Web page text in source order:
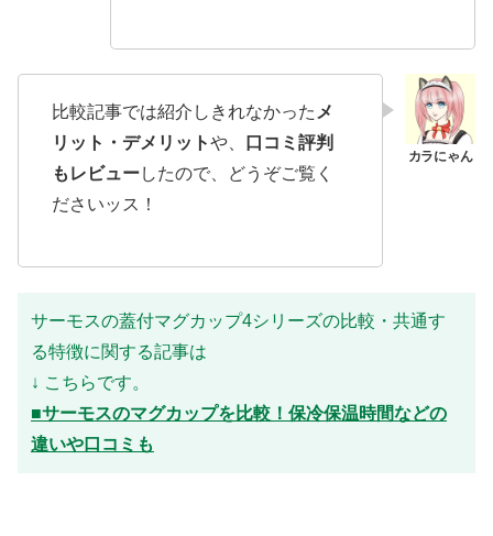
比較記事では紹介しきれなかった メ
リット・デメリットや、
口コミ評判
もレビューしたので、どうぞご覧く
ださいッス！
サーモスの蓋付マグカップ4シリーズの比較・共通す
る特徴に関する記事は
↓ こちらです。
■サーモスのマグカップを比較！保冷保温時間などの
違いや口コミも